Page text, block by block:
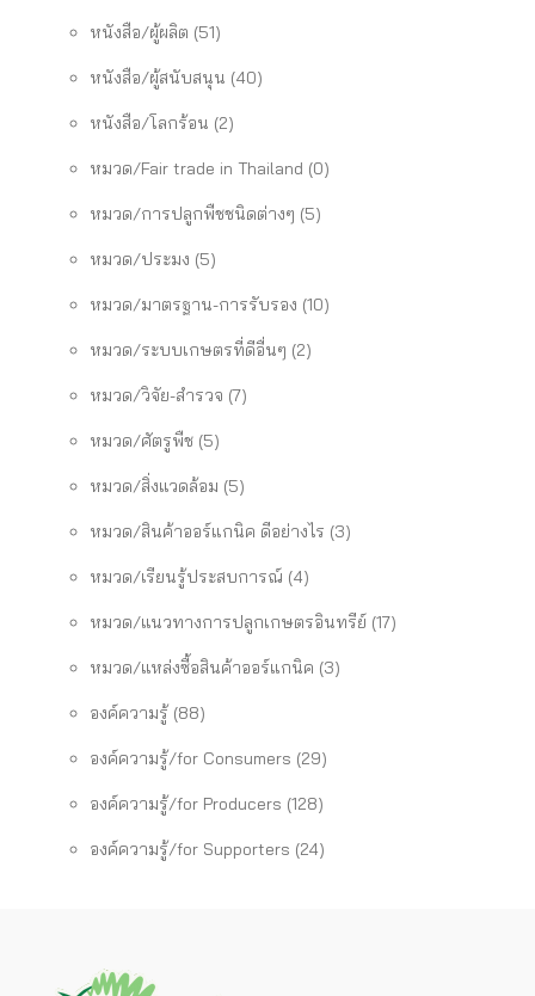
หนังสือ/ผู้ผลิต (51)
หนังสือ/ผู้สนับสนุน (40)
หนังสือ/โลกร้อน (2)
หมวด/Fair trade in Thailand (0)
หมวด/การปลูกพืชชนิดต่างๆ (5)
หมวด/ประมง (5)
หมวด/มาตรฐาน-การรับรอง (10)
หมวด/ระบบเกษตรที่ดีอื่นๆ (2)
หมวด/วิจัย-สำรวจ (7)
หมวด/ศัตรูพืช (5)
หมวด/สิ่งแวดล้อม (5)
หมวด/สินค้าออร์แกนิค ดีอย่างไร (3)
หมวด/เรียนรู้ประสบการณ์ (4)
หมวด/แนวทางการปลูกเกษตรอินทรีย์ (17)
หมวด/แหล่งซื้อสินค้าออร์แกนิค (3)
องค์ความรู้ (88)
องค์ความรู้/for Consumers (29)
องค์ความรู้/for Producers (128)
องค์ความรู้/for Supporters (24)